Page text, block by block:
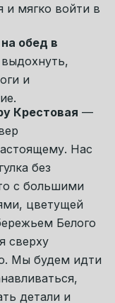
света,
день
будет не
первого
как
минут
—
в
с